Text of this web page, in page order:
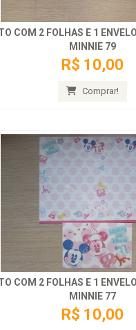
COM 2 FOLHAS E 1
MINNIE 79
R$ 10,00
Comprar!
COM 2 FOLHAS E 1
MINNIE 77
R$ 10,00